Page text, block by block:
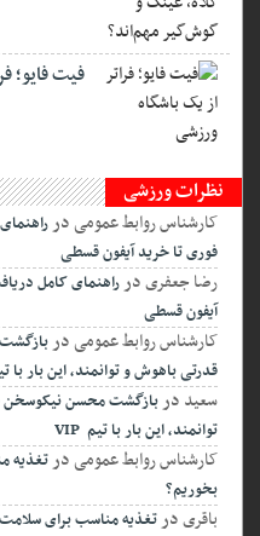
فیت ‌فایو؛
نظرات ورزشی
کارشناس روابط عمومیدرراهنمای
فوری تا خرید آیفون قسطی
رضا جعفریدرراهنمای کامل
آیفون قسطی
کارشناس روابط عمومیدربازگشت
قدرتی باهوش و توانمند، این بار با تیم VIP
سعیددربازگشت محسن نیکوسخن به
توانمند، این بار با تیم VIP
کارشناس روابط عمومیدرتغذیه
بخوریم؟
باقریدرتغذیه مناسب برای سلامت